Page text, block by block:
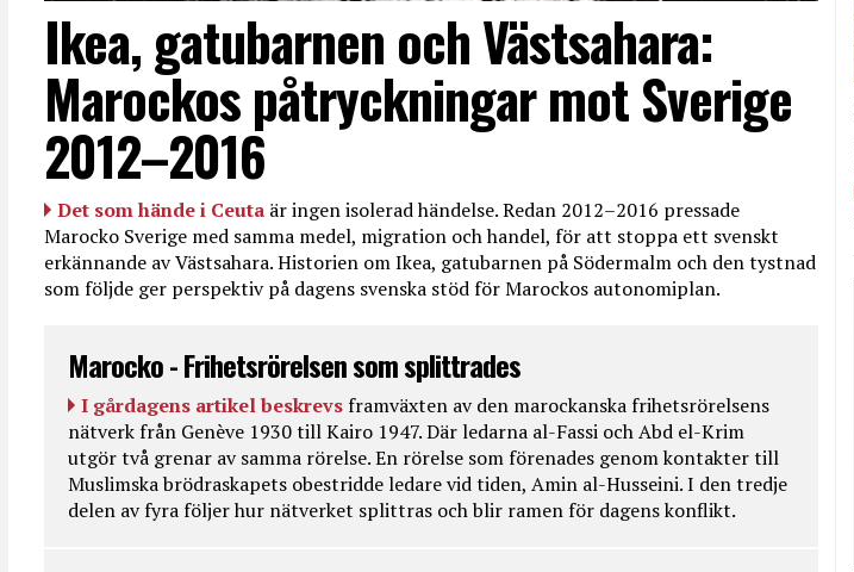
Ikea, gatubarnen och Västsahara:
Marockos påtryckningar mot Sverige
2012–2016
Det som hände i Ceuta är ingen isolerad händelse. Redan 2012–2016 pressade
Marocko Sverige med samma medel, migration och handel, för att stoppa ett svenskt
erkännande av Västsahara. Historien om Ikea, gatubarnen på Södermalm och den tystnad
som följde ger perspektiv på dagens svenska stöd för Marockos autonomiplan.
Marocko - Frihetsrörelsen som splittrades
I gårdagens artikel beskrevs framväxten av den marockanska frihetsrörelsens
nätverk från Genève 1930 till Kairo 1947. Där ledarna al-Fassi och Abd el-Krim
utgör två grenar av samma rörelse. En rörelse som förenades genom kontakter till
Muslimska brödraskapets obestridde ledare vid tiden, Amin al-Husseini. I den tredje
delen av fyra följer hur nätverket splittras och blir ramen för dagens konflikt.